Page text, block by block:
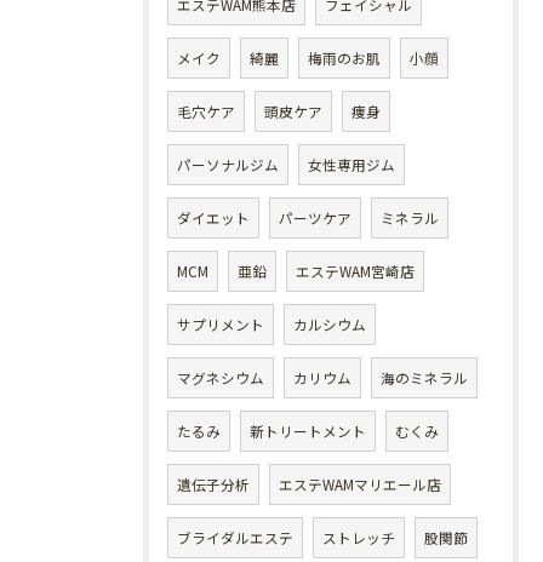
エステWAM熊本店 フェイシャル
メイク 綺麗 梅雨のお肌 小顔
毛穴ケア 頭皮ケア 痩身
パーソナルジム 女性専用ジム
ダイエット パーツケア ミネラル
MCM 亜鉛 エステWAM宮崎店
サプリメント カルシウム
マグネシウム カリウム 海のミネラル
たるみ 新トリートメント むくみ
遺伝子分析 エステWAMマリエール店
ブライダルエステ ストレッチ 股関節